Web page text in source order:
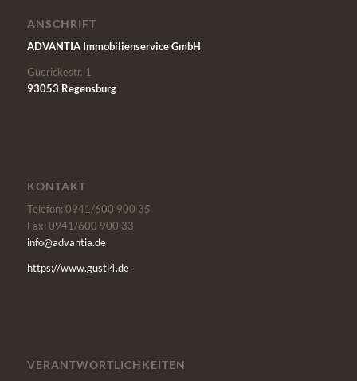
ANSCHRIFT
ADVANTIA Immobilienservice GmbH
Guerickestr. 1
93053 Regensburg
KONTAKT
Telefon: 0941/600 900 35
Fax: 0941/600 900 33
info@advantia.de
https://www.gustl4.de
VERANTWORTLICHKEITEN